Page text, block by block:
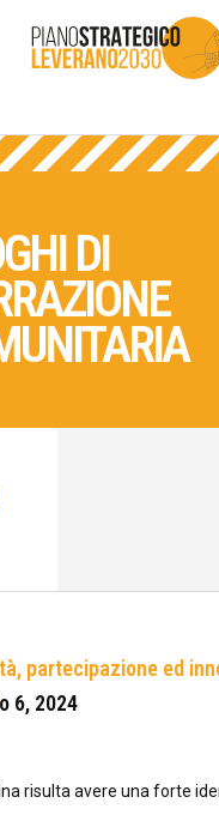
DI
partecipazione ed
6, 2024
risulta avere una forte